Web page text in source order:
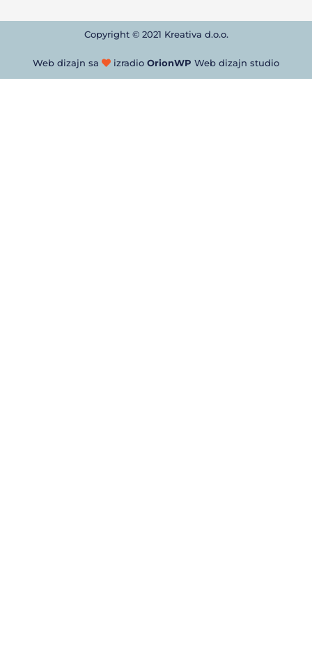
Copyright © 2021 Kreativa d.o.o.
Web dizajn sa izradio OrionWP Web dizajn studio